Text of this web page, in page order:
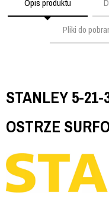
Opis produktu
Pliki do
STANLEY 5-21-
OSTRZE